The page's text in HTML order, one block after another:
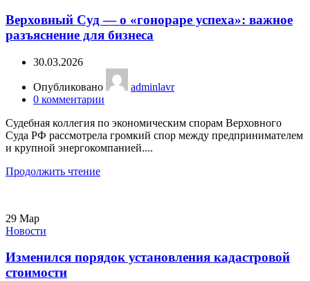
Верховный Суд — о «гонораре успеха»: важное
разъяснение для бизнеса
30.03.2026
Опубликовано
adminlavr
0 комментарии
Судебная коллегия по экономическим спорам Верховного
Суда РФ рассмотрела громкий спор между предпринимателем
и крупной энергокомпанией....
Продолжить чтение
29 Мар
Новости
Изменился порядок установления кадастровой
стоимости